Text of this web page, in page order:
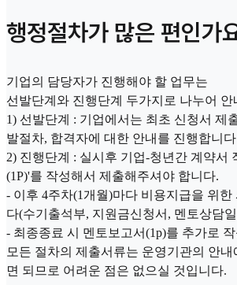
행정절차가 많은 편인가
기업의 담당자가 진행해야 할 업무는
선발단계와 진행단계 두가지로 나누어 안
1) 선발단계 : 기업에서는 최초 신청서 제
발절차, 합격자에 대한 안내를 진행합니
2) 진행단계 : 실시후 기업-청년간 계약서
(1P)'를 작성해서 제출해주셔야 합니다.
- 이후 4주차(1개월)마다 비용지급을 위한
다(수기출석부, 지원금신청서, 멘토상담
- 최종종료 시 멘토보고서(1p)를 추가로
모든 절차의 제출서류는 운영기관의 안내
면 되므로 어려운 점은 없으실 것입니다.